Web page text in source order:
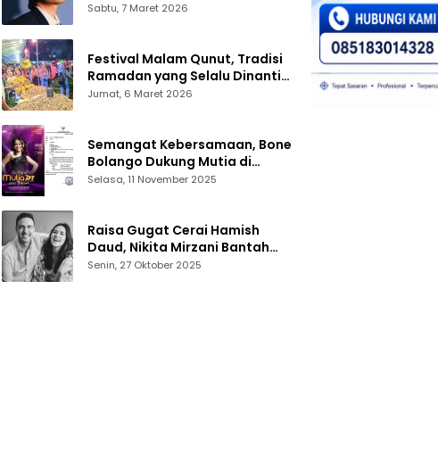
Sabtu, 7 Maret 2026
Festival Malam Qunut, Tradisi
Ramadan yang Selalu Dinanti
Warga Gorontalo
Jumat, 6 Maret 2026
Semangat Kebersamaan, Bone
Bolango Dukung Mutia di
Panggung Dangdut Academy 7
Selasa, 11 November 2025
Raisa Gugat Cerai Hamish
Daud, Nikita Mirzani Bantah
Peras Reza Gladys
Senin, 27 Oktober 2025